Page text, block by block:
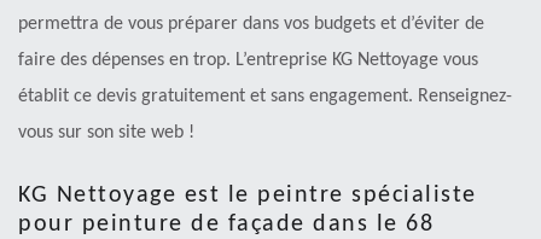
permettra de vous préparer dans vos budgets et d’éviter de
faire des dépenses en trop. L’entreprise KG Nettoyage vous
établit ce devis gratuitement et sans engagement. Renseignez-
vous sur son site web !
KG Nettoyage est le peintre spécialiste
pour peinture de façade dans le 68